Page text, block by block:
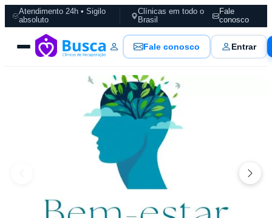
Atendimento 24h • Sigilo
absoluto
Clínicas em todo o
Brasil
Fale
conosco
Fale conosco Entrar